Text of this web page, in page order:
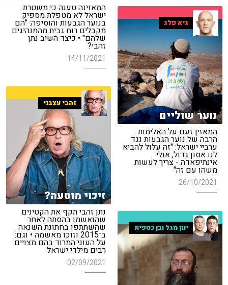
המאזינה טענה כי משטרת
ישראל לא מטפלת מספיק
בנוער הגבעות והוסיפה: "הם
מקבלים רוח גבית מהמנהיגים
שלהם" • כיצד השיב נתן
זהבי?
14/11/2021
גיא פלג
נוער שוליים
המאזין זעם על האלימות
הרבה של נוער הגבעות נגד
ערביי ישראל: "זה עלול להביא
לנו אסון גדול, אולי
אינתיפאדה - צריך לעשות
משהו עם זה"
26/10/2021
זהבי עצבני
זיכוי מוטעה?
נתן זהבי תקף את הקטינים
שהואשמו בהסתה לאחר
שהשתתפו בחתונת השנאה
ב־2015 וזוכו מאשמה • וגם:
על העוני המרוד בהם מצויים
רבים מילדי ישראל
02/09/2021
ינון מגל ובן כספית